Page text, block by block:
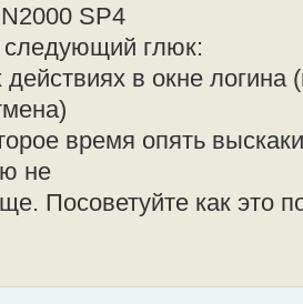
SP4
глюк:
в окне логина
время опять
не
Посоветуйте как это